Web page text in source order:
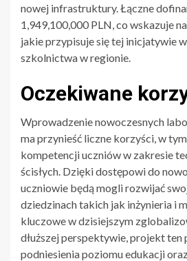
nowej infrastruktury. Łączne
1,949,100,000 PLN, co wskazuje
jakie przypisuje się tej inicjatywie
szkolnictwa w regionie.
Oczekiwane
Wprowadzenie nowoczesnych
ma przynieść liczne korzyści, w
kompetencji uczniów w zakresie
ścisłych. Dzięki dostępowi do
uczniowie będą mogli rozwijać
dziedzinach takich jak inżynieria i
kluczowe w dzisiejszym
dłuższej perspektywie, projekt ten
podniesienia poziomu edukacji